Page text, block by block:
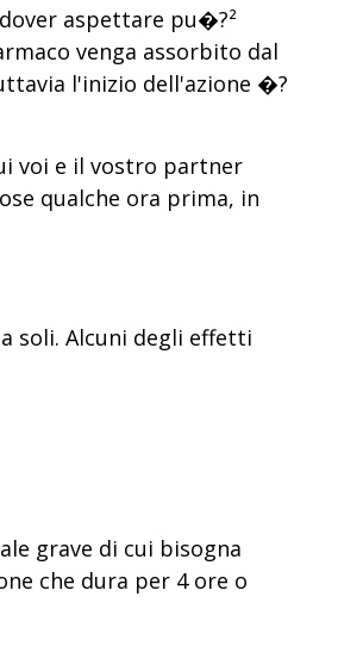
aspettare pu�?²
venga assorbito dal
l'inizio dell'azione �?
voi e il vostro partner
qualche ora prima, in
soli. Alcuni degli effetti
grave di cui bisogna
che dura per 4 ore o